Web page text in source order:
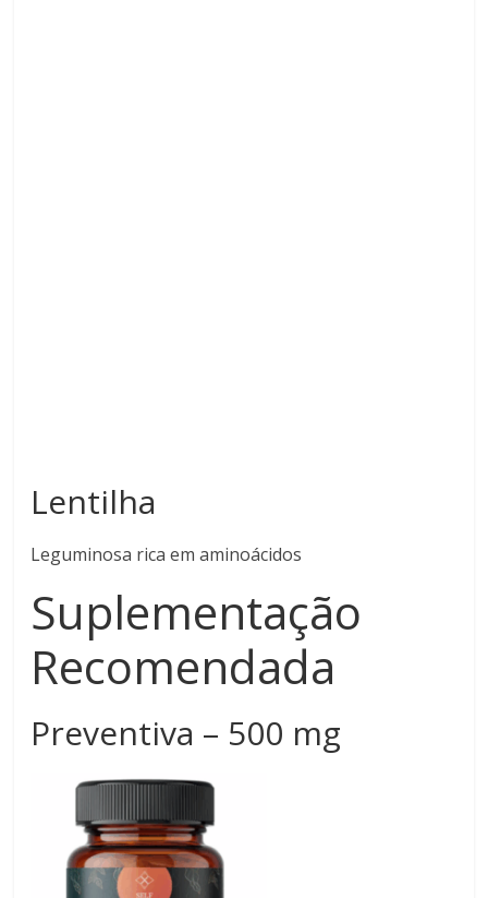
Lentilha
Leguminosa rica em aminoácidos
Suplementação
Recomendada
Preventiva – 500 mg